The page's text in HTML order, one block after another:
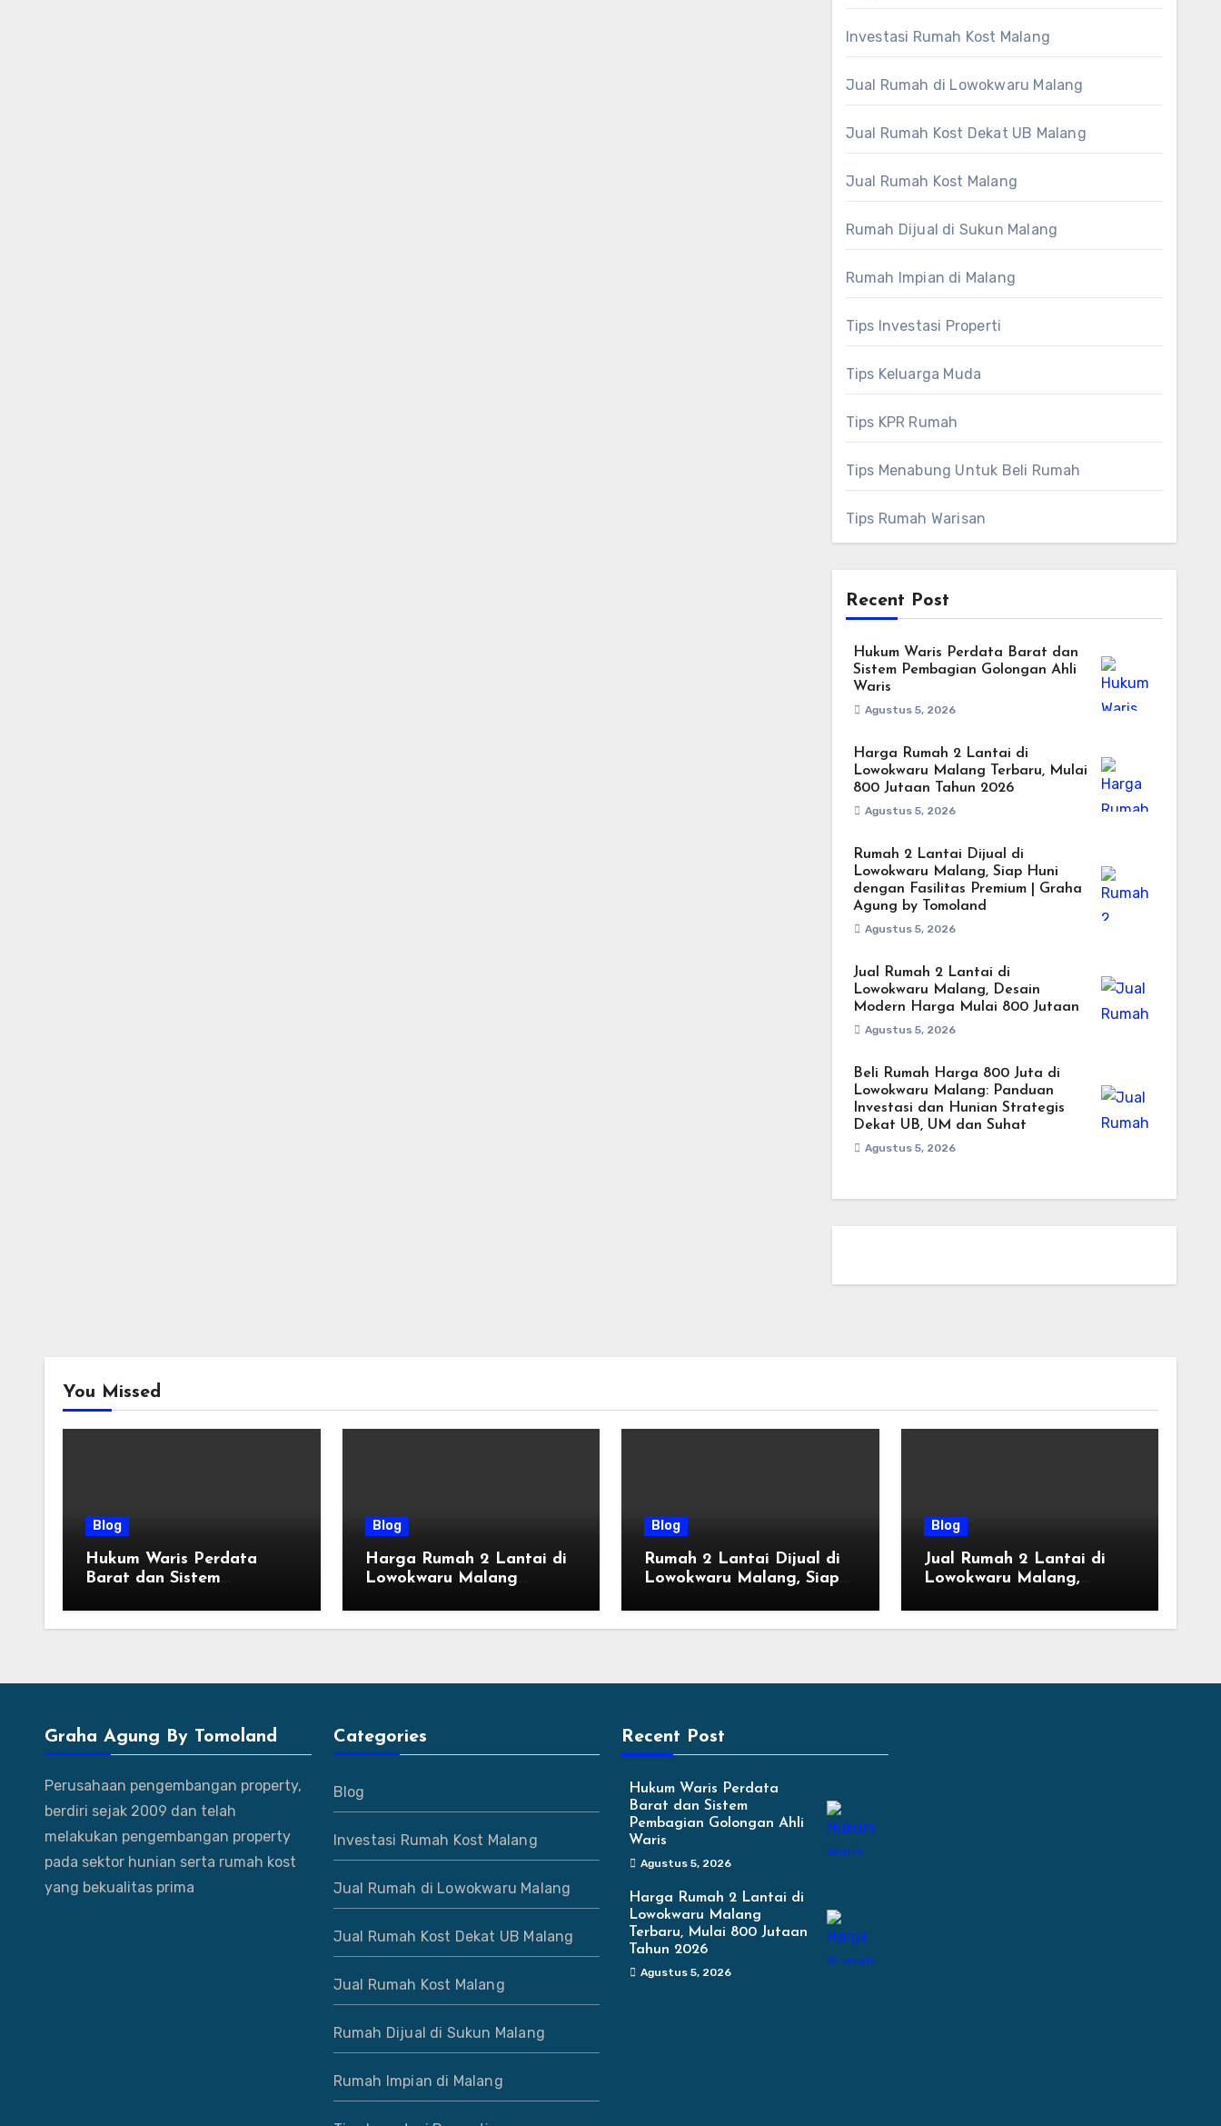
Investasi Rumah Kost Malang
Jual Rumah di Lowokwaru Malang
Jual Rumah Kost Dekat UB Malang
Jual Rumah Kost Malang
Rumah Dijual di Sukun Malang
Rumah Impian di Malang
Tips Investasi Properti
Tips Keluarga Muda
Tips KPR Rumah
Tips Menabung Untuk Beli Rumah
Tips Rumah Warisan
Recent Post
Hukum Waris Perdata Barat dan
Sistem Pembagian Golongan Ahli
Waris
Agustus 5, 2026
Harga Rumah 2 Lantai di
Lowokwaru Malang Terbaru, Mulai
800 Jutaan Tahun 2026
Agustus 5, 2026
Rumah 2 Lantai Dijual di
Lowokwaru Malang, Siap Huni
dengan Fasilitas Premium | Graha
Agung by Tomoland
Agustus 5, 2026
Jual Rumah 2 Lantai di
Lowokwaru Malang, Desain
Modern Harga Mulai 800 Jutaan
Agustus 5, 2026
Beli Rumah Harga 800 Juta di
Lowokwaru Malang: Panduan
Investasi dan Hunian Strategis
Dekat UB, UM dan Suhat
Agustus 5, 2026
You Missed
Blog
Hukum Waris Perdata
Barat dan Sistem
Waris
Blog
Harga Rumah 2 Lantai di
Lowokwaru Malang
Tahun 2026
Blog
Rumah 2 Lantai Dijual di
Lowokwaru Malang, Siap
Premium | Graha Agung
Blog
Jual Rumah 2 Lantai di
Lowokwaru Malang,
Mulai 800 Jutaan
Graha Agung By Tomoland
Perusahaan pengembangan property,
berdiri sejak 2009 dan telah
melakukan pengembangan property
pada sektor hunian serta rumah kost
yang bekualitas prima
Categories
Blog
Investasi Rumah Kost Malang
Jual Rumah di Lowokwaru Malang
Jual Rumah Kost Dekat UB Malang
Jual Rumah Kost Malang
Rumah Dijual di Sukun Malang
Rumah Impian di Malang
Recent Post
Hukum Waris Perdata
Barat dan Sistem
Pembagian Golongan Ahli
Waris
Agustus 5, 2026
Harga Rumah 2 Lantai di
Lowokwaru Malang
Terbaru, Mulai 800 Jutaan
Tahun 2026
Agustus 5, 2026